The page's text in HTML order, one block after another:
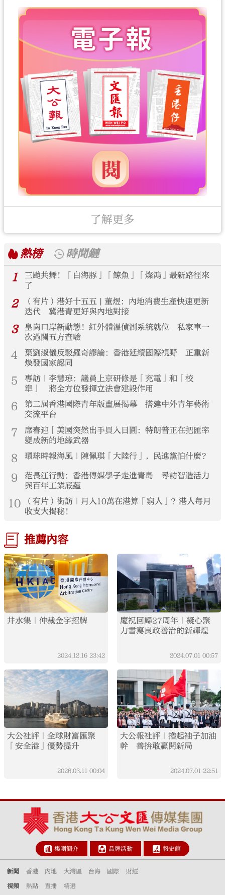
了解更多
熱榜
時間鏈
1
三颱共舞！「白海豚」「鯨魚」「燦鴻」最新路徑來
了
2
（有片）港好十五五 | 董煜：內地消費生產快速更新
迭代 冀港青更好與內地對接
3
皇崗口岸新動態！紅外體溫偵測系統就位 私家車一
次過關五方查驗
4
葉劉淑儀反駁羅奇謬論：香港延續國際視野 正重新
煥發國家認同
5
專訪｜李慧琼：議員上京研修是「充電」和「校
準」 將全方位發揮立法會建設作用
6
第二屆香港國際青年版畫展揭幕 搭建中外青年藝術
交流平台
7
席春迎丨美國突然出手買入日圓：特朗普正在把匯率
變成新的地緣武器
8 環球時報海風｜陳佩琪「大陸行」，民進黨怕什麼？
9
范長江行動：香港傳媒學子走進青島 尋訪智造活力
與百年工業底蘊
10
（有片）街訪｜月入10萬在港算「窮人」？港人每月
收支大揭秘！
推薦內容
井水集｜仲裁金字招牌
2024.12.16 23:42
慶祝回歸27周年｜凝心聚
力書寫良政善治的新輝煌
2024.07.01 00:57
大公社評｜全球財富匯聚
「安全港」優勢提升
2026.03.11 00:04
大公報社評｜擼起袖子加油
幹 善拚敢贏開新局
2024.07.01 22:51
集團簡介 品牌活動 報史館
新聞 香港 內地 大灣區 台海 國際 財經
視頻 熱點 直播 精選